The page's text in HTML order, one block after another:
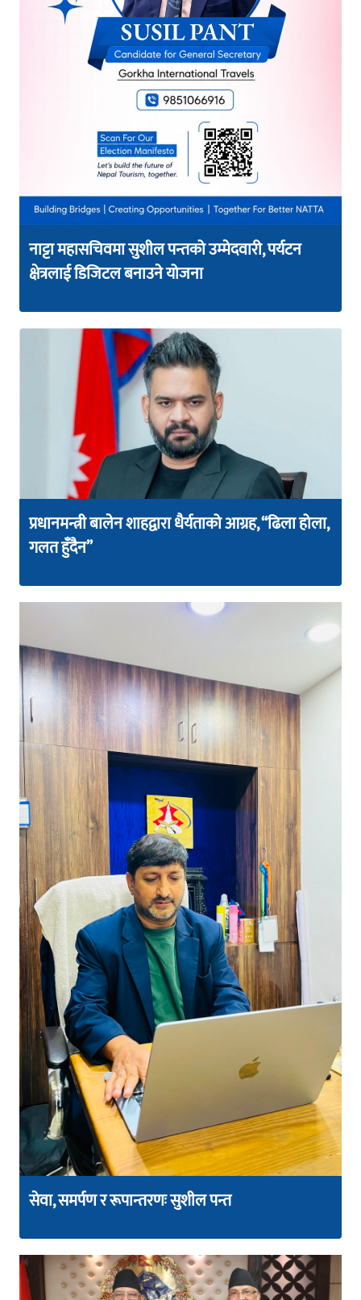
नाट्टा महासचिवमा सुशील पन्तको उम्मेदवारी, पर्यटन
क्षेत्रलाई डिजिटल बनाउने योजना
प्रधानमन्त्री बालेन शाहद्वारा धैर्यताको आग्रह, “ढिला होला,
गलत हुँदैन”
सेवा, समर्पण र रूपान्तरणः सुशील पन्त